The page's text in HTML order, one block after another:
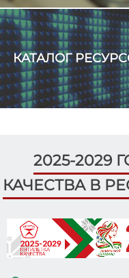
КАТАЛОГ
2025-2029
КАЧЕСТВА В